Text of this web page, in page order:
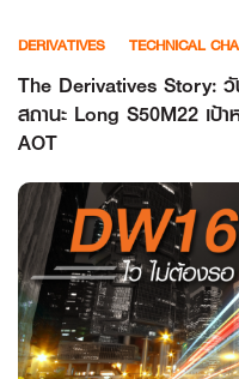
content
DERIVATIVES TECHNICAL
The Derivatives Story:
สถานะ Long S50M22 เ
AOT